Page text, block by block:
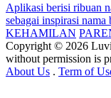
Aplikasi berisi ribuan
sebagai inspirasi nama
KEHAMILAN
Copyright © 2026
without permission is
About Us . Term of